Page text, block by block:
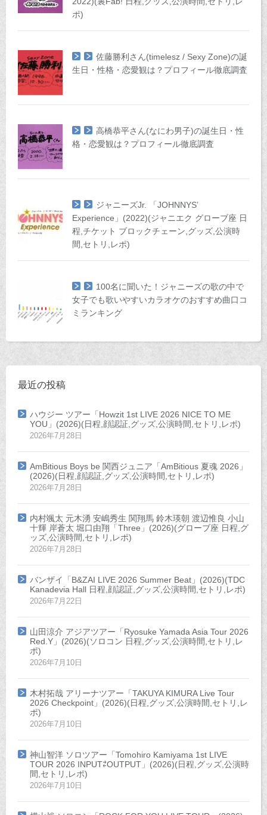
ポ)
佐藤勝利さん(timelesz / Sexy Zone)の誕
生日・性格・恋愛観は？プロフィール徹底調査
高橋恭平さん(なにわ男子)の誕生日・性
格・恋愛観は？プロフィール徹底調査
ジャニーズJr. 「JOHNNYS’
Experience」(2022)(ジャニエク グローブ座 日
程,チケット ブロックチェーン,グッズ,公演時
間,セトリ,レポ)
100名に聞いた！ジャニーズの歌の中で
女子でも歌いやすいカラオケのおすすめ曲口コ
ミランキング
最近の投稿
ハウジー ツアー「Howzit 1st LIVE 2026 NICE TO ME
YOU」(2026)(日程,顔認証,グッズ,公演時間,セトリ,レポ)
2026年7月28日
AmBitious Boys be 関西ジュニア「AmBitious 夏魂 2026」
(2026)(日程,顔認証,グッズ,公演時間,セトリ,レポ)
2026年7月28日
内村颯太 元木湧 安嶋秀生 関翔馬 鈴木瑛朝 渡辺惟良 小山
十輝 岸蒼太 堀口由翔「Three」(2026)(グローブ座 日程,グ
ッズ,公演時間,セトリ,レポ)
2026年7月28日
バンザイ「B&ZAI LIVE 2026 Summer Beat」(2026)(TDC
Kanadevia Hall 日程,顔認証,グッズ,公演時間,セトリ,レポ)
2026年7月22日
山田涼介 アジアツアー「Ryosuke Yamada Asia Tour 2026
Red.Y」(2026)(ソロコン 日程,グッズ,公演時間,セトリ,レ
ポ)
2026年7月10日
木村拓哉 アリーナツアー「TAKUYA KIMURA Live Tour
2026 Checkpoint」(2026)(日程,グッズ,公演時間,セトリ,レ
ポ)
2026年7月10日
神山智洋 ソロツアー「Tomohiro Kamiyama 1st LIVE
TOUR 2026 INPUT⇄OUTPUT」(2026)(日程,グッズ,公演時
間,セトリ,レポ)
2026年7月10日